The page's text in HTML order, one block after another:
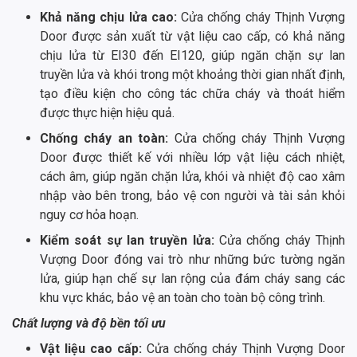
Khả năng chịu lửa cao: Cửa chống cháy Thịnh Vượng
Door được sản xuất từ vật liệu cao cấp, có khả năng
chịu lửa từ EI30 đến EI120, giúp ngăn chặn sự lan
truyền lửa và khói trong một khoảng thời gian nhất định,
tạo điều kiện cho công tác chữa cháy và thoát hiểm
được thực hiện hiệu quả.
Chống cháy an toàn: Cửa chống cháy Thịnh Vượng
Door được thiết kế với nhiều lớp vật liệu cách nhiệt,
cách âm, giúp ngăn chặn lửa, khói và nhiệt độ cao xâm
nhập vào bên trong, bảo vệ con người và tài sản khỏi
nguy cơ hỏa hoạn.
Kiểm soát sự lan truyền lửa: Cửa chống cháy Thịnh
Vượng Door đóng vai trò như những bức tường ngăn
lửa, giúp hạn chế sự lan rộng của đám cháy sang các
khu vực khác, bảo vệ an toàn cho toàn bộ công trình.
Chất lượng và độ bền tối ưu
Vật liệu cao cấp: Cửa chống cháy Thịnh Vượng Door